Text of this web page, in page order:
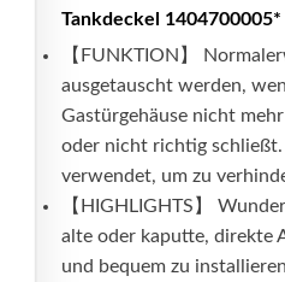
Tankdeckel 1404700005*
【FUNKTION】
ausgetauscht werden,
Gastürgehäuse nicht
oder nicht richtig
verwendet, um zu
【HIGHLIGHTS】
alte oder kaputte, direkte
und bequem zu